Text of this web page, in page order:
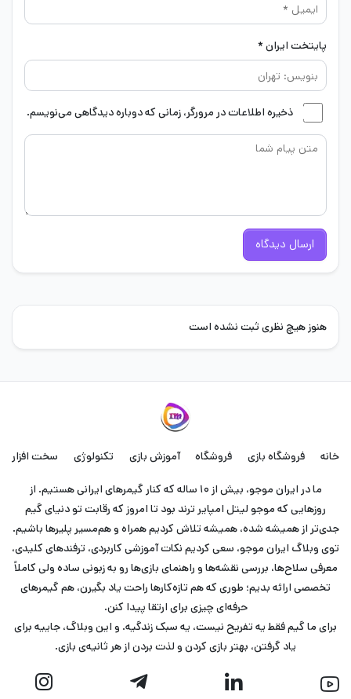
پایتخت ایران *
ذخیره اطلاعات در مرورگر، زمانی که دوباره دیدگاهی می‌نویسم.
ارسال دیدگاه
هنوز هیچ نظری ثبت نشده است
خانه فروشگاه بازی فروشگاه آموزش بازی تکنولوژی سخت افزار
ما در ایران موجو، بیش از ۱۰ ساله که کنار گیمرهای ایرانی هستیم. از
روزهایی که موجو لیتل امپایر ترند بود تا امروز که رقابت تو دنیای گیم
جدی‌تر از همیشه شده، همیشه تلاش کردیم همراه و هم‌مسیر پلیرها باشیم.
توی وبلاگ ایران موجو، سعی کردیم نکات آموزشی کاربردی، ترفندهای کلیدی،
معرفی سلاح‌ها، بررسی نقشه‌ها و راهنمای بازی‌ها رو به زبونی ساده ولی کاملاً
تخصصی ارائه بدیم؛ طوری که هم تازه‌کارها راحت یاد بگیرن، هم گیمرهای
حرفه‌ای چیزی برای ارتقا پیدا کنن.
برای ما گیم فقط یه تفریح نیست، یه سبک زندگیه. و این وبلاگ، جاییه برای
یاد گرفتن، بهتر بازی کردن و لذت بردن از هر ثانیه‌ی بازی.